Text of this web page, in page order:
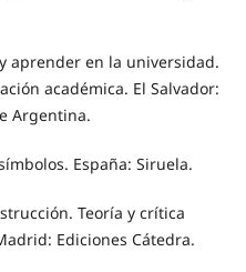
aprender en la universidad.
académica. El Salvador:
Argentina.
España: Siruela.
Teoría y crítica
Ediciones Cátedra.